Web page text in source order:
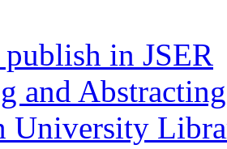
in JSER
and Abstracting
University